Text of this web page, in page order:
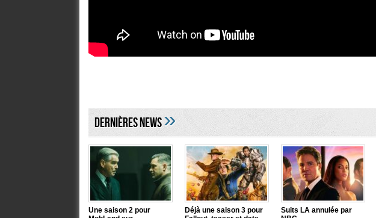
DERNIÈRES NEWS»
Une saison 2 pour
Déjà une saison 3 pour
Suits LA annulée par